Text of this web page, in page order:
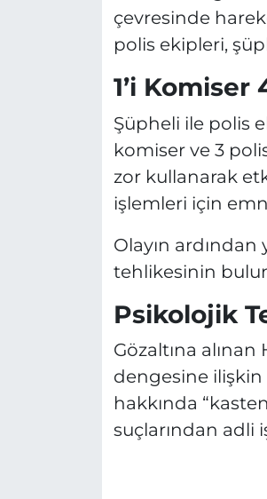
çevresinde
polis ekipleri,
1’i Komiser
Şüpheli ile polis
komiser ve 3
zor kullanarak
işlemleri için
Olayın
tehlikesinin
Psikolojik
Gözaltına
dengesine
hakkında
suçlarından adli